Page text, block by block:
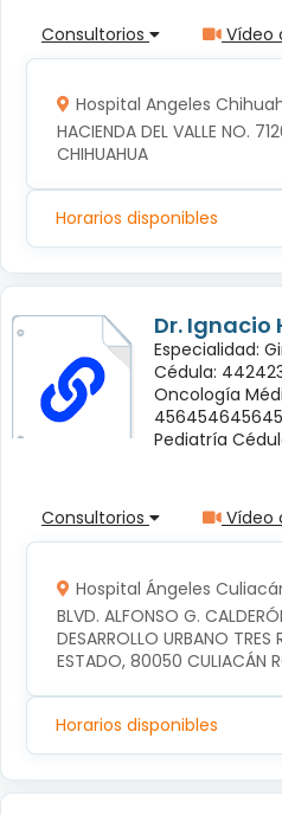
Consultorios Vídeo
Hospital Angeles
HACIENDA DEL VALLE NO.
CHIHUAHUA
Horarios disponibles
Dr. Ignacio
Especialidad:
Cédula:
Oncología
Pediatría
Consultorios Vídeo
Hospital Ángeles
BLVD. ALFONSO G.
DESARROLLO URBANO
ESTADO, 80050 CULIACÁN
Horarios disponibles